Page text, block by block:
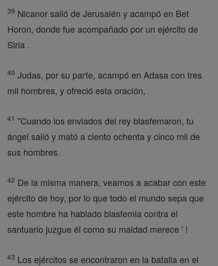
39 Nicanor salió de Jerusalén y acampó en Bet
Horon, donde fue acompañado por un ejército de
Siria .
40 Judas, por su parte, acampó en Adasa con tres
mil hombres, y ofreció esta oración,
41 "Cuando los enviados del rey blasfemaron, tu
ángel salió y mató a ciento ochenta y cinco mil de
sus hombres.
42 De la misma manera, veamos a acabar con este
ejército de hoy, por lo que todo el mundo sepa que
este hombre ha hablado blasfemia contra el
santuario juzgue él como su maldad merece ' !
43 Los ejércitos se encontraron en la batalla en el